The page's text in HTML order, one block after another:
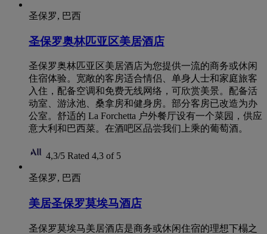
圣保罗, 巴西
圣保罗奥林匹亚区美居酒店
圣保罗奥林匹亚区美居酒店为您提供一流的商务或休闲
住宿体验。宽敞的客房适合情侣、单身人士和家庭旅客
入住，配备空调和免费无线网络，可欣赏美景。配备活
动室、游泳池、桑拿房和健身房。部分客房已改造为办
公室。舒适的 La Forchetta 户外餐厅设有一个菜园，供应
意大利和巴西菜。在酒吧区品尝我们上乘的葡萄酒。
4,3/5 Rated 4,3 of 5
圣保罗, 巴西
美居圣保罗莫埃马酒店
圣保罗莫埃马美居酒店是商务或休闲住宿的理想下榻之